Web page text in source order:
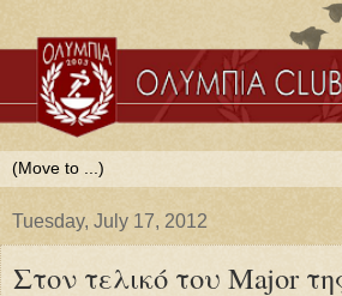
Tuesday, July 17, 2012
Στον τελικό του Major